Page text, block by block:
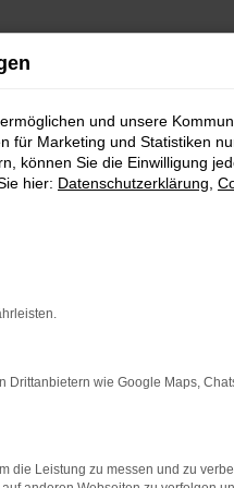
die Seite in einem
und unsere
für Marketing und Statistiken
können Sie die Einwilligung
hier: Datenschutzerklärung
Drittanbietern wie Google Maps,
die Leistung zu messen und zu